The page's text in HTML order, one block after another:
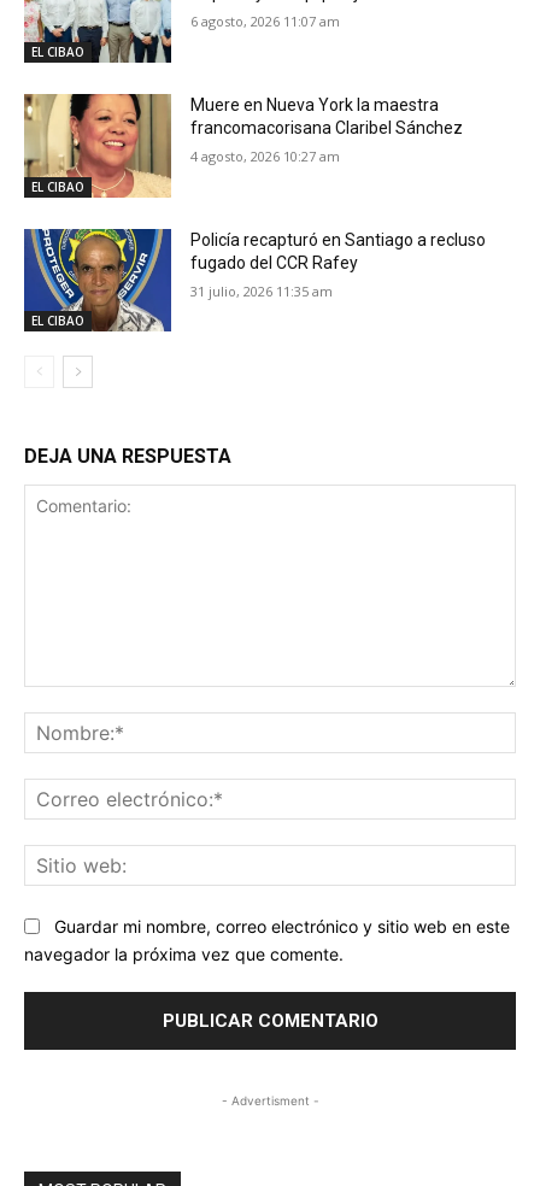
EL CIBAO
6 agosto, 2026 11:07 am
EL CIBAO
Muere en Nueva York la maestra
francomacorisana Claribel Sánchez
4 agosto, 2026 10:27 am
EL CIBAO
Policía recapturó en Santiago a recluso
fugado del CCR Rafey
31 julio, 2026 11:35 am
DEJA UNA RESPUESTA
Guardar mi nombre, correo electrónico y sitio web en este
navegador la próxima vez que comente.
- Advertisment -